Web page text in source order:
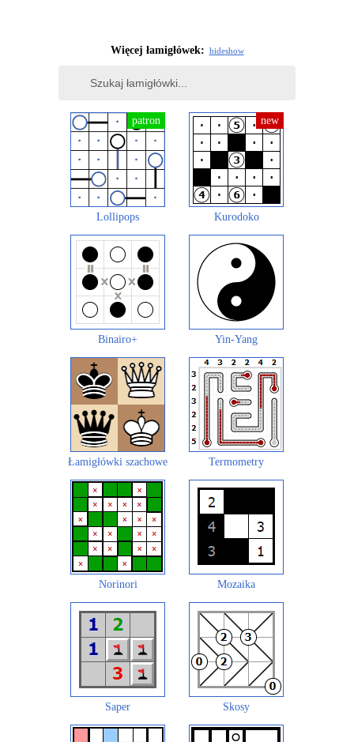
Więcej łamigłówek: hideshow
Lollipops Kurodoko
Binairo+ Yin-Yang
Łamigłówki szachowe Termometry
Norinori Mozaika
Saper Skosy